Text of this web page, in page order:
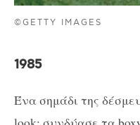
©GETTY IMAGES
1985
Ένα σημάδι της